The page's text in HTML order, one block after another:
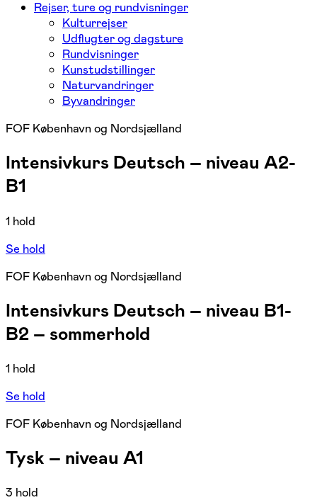
Rejser, ture og rundvisninger
Kulturrejser
Udflugter og dagsture
Rundvisninger
Kunstudstillinger
Naturvandringer
Byvandringer
FOF København og Nordsjælland
Intensivkurs Deutsch – niveau A2-
B1
1 hold
Se hold
FOF København og Nordsjælland
Intensivkurs Deutsch – niveau B1-
B2 – sommerhold
1 hold
Se hold
FOF København og Nordsjælland
Tysk – niveau A1
3 hold